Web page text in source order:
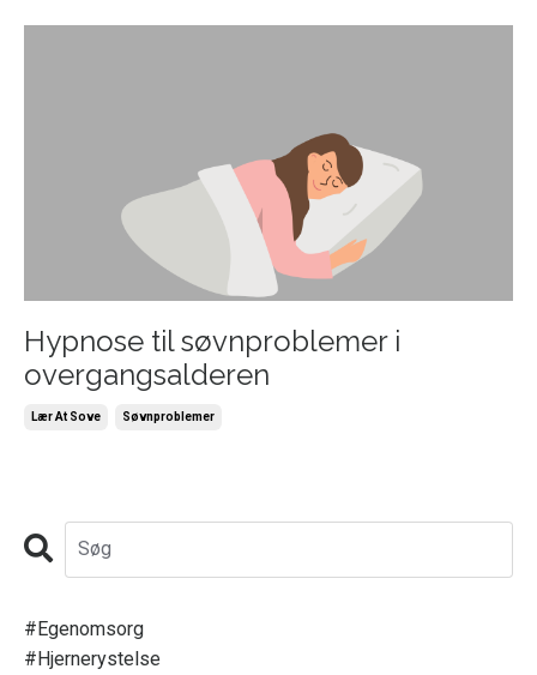
Hypnose til søvnproblemer i
overgangsalderen
Lær At Sove Søvnproblemer
#egenomsorg
#hjernerystelse